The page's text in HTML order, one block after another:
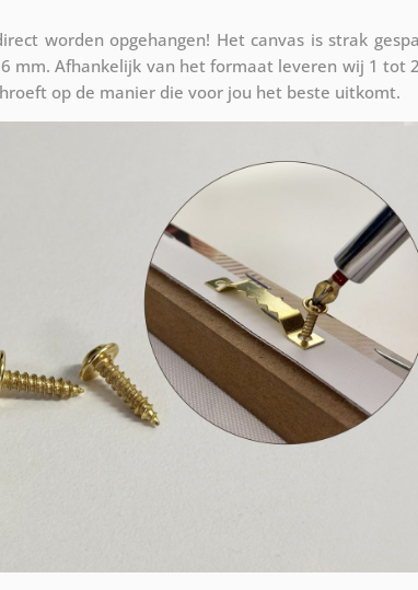
worden opgehangen! Het canvas is strak
mm. Afhankelijk van het formaat leveren wij 1 tot
op de manier die voor jou het beste uitkomt.